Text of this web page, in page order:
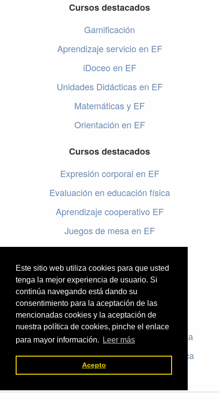
Este sitio web utiliza cookies para que usted
tenga la mejor experiencia de usuario. Si
continúa navegando está dando su
consentimiento para la aceptación de las
mencionadas cookies y la aceptación de
nuestra política de cookies, pinche el enlace
para mayor información.
Leer más
Acepto
Cursos destacados
Gamificación
Aprendizaje servicio en EF
iDoceo en EF
Unidades Didácticas en EF
Matemáticas y EF
Orientación en EF
Cursos destacados
Expresión corporal en EF
Evaluación en educación física
Aprendizaje cooperativo EF
Juegos de mesa en EF
Programar en EF
Cursos online de educación física
Artículos destacados
Evaluación en educación física
Criterios de evaluación en educación física
Rúbricas de evaluación en educación física